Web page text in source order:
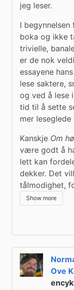
jeg leser.
I
boka og ikke
trivielle,
er de nok
essayene
lese saktere,
og ved å lese
tid til å sette
mer
Kanskje Om
være godt å
lett kan
dekker. Det
tålmodighet,
Show more
Ove